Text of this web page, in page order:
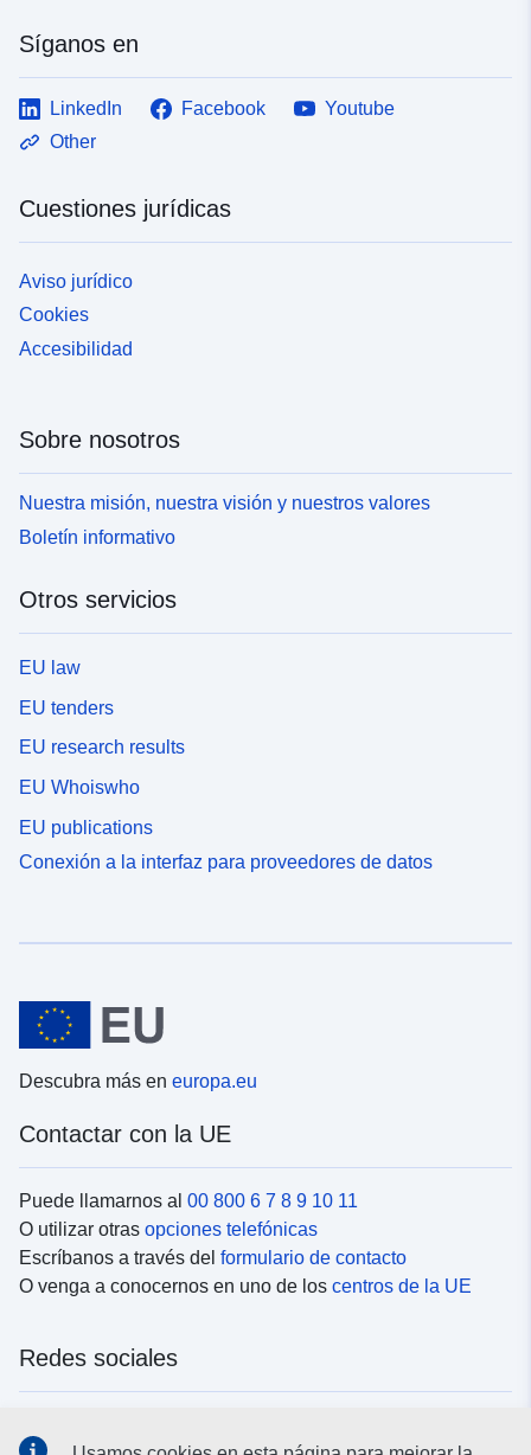
Síganos en
LinkedIn Facebook
Youtube
Other
Cuestiones jurídicas
Aviso jurídico
Cookies
Accesibilidad
Sobre nosotros
Nuestra misión, nuestra visión y nuestros valores
Boletín informativo
Otros servicios
EU law
EU tenders
EU research results
EU Whoiswho
EU publications
Conexión a la interfaz para proveedores de datos
Descubra más en europa.eu
Contactar con la UE
Puede llamarnos al 00 800 6 7 8 9 10 11
O utilizar otras opciones telefónicas
Escríbanos a través del formulario de contacto
O venga a conocernos en uno de los centros de la UE
Redes sociales